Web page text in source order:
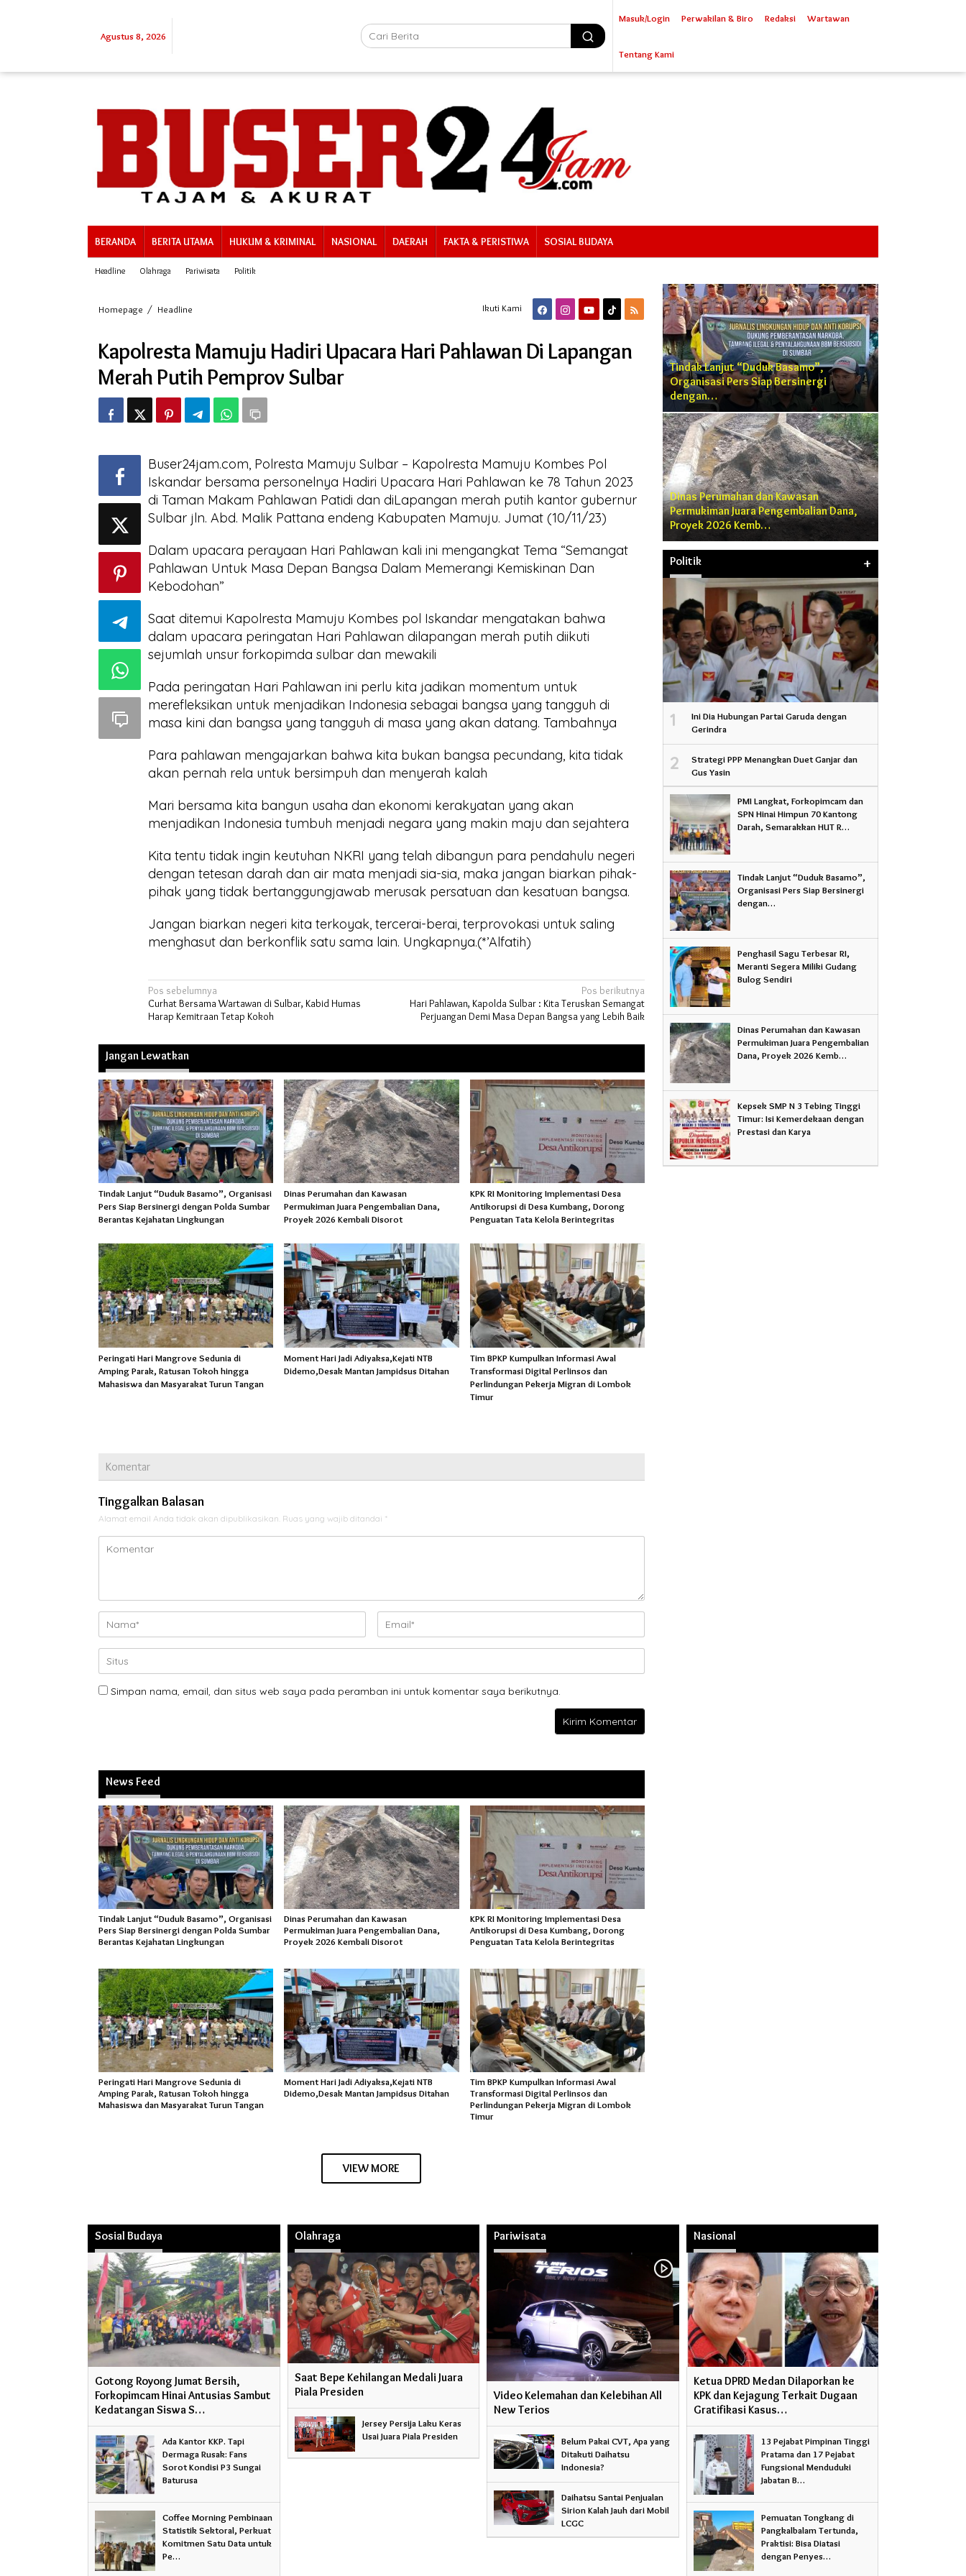
Agustus 8, 2026
Masuk/Login Perwakilan & Biro Redaksi Wartawan
Tentang Kami
BERANDA BERITA UTAMA HUKUM & KRIMINAL NASIONAL DAERAH FAKTA & PERISTIWA SOSIAL BUDAYA
Headline Olahraga Pariwisata Politik
Homepage / Headline
Upacara
Hari
Pahlawan
Di
Lapangan
Merah
Putih
Ikuti Kami
Kapolresta Mamuju Hadiri Upacara Hari Pahlawan Di Lapangan
Merah Putih Pemprov Sulbar
Buser24jam.com, Polresta Mamuju Sulbar – Kapolresta Mamuju Kombes Pol
Iskandar bersama personelnya Hadiri Upacara Hari Pahlawan ke 78 Tahun 2023
di Taman Makam Pahlawan Patidi dan diLapangan merah putih kantor gubernur
Sulbar jln. Abd. Malik Pattana endeng Kabupaten Mamuju. Jumat (10/11/23)
Dalam upacara perayaan Hari Pahlawan kali ini mengangkat Tema “Semangat
Pahlawan Untuk Masa Depan Bangsa Dalam Memerangi Kemiskinan Dan
Kebodohan”
Saat ditemui Kapolresta Mamuju Kombes pol Iskandar mengatakan bahwa
dalam upacara peringatan Hari Pahlawan dilapangan merah putih diikuti
sejumlah unsur forkopimda sulbar dan mewakili
Pada peringatan Hari Pahlawan ini perlu kita jadikan momentum untuk
merefleksikan untuk menjadikan Indonesia sebagai bangsa yang tangguh di
masa kini dan bangsa yang tangguh di masa yang akan datang. Tambahnya
Para pahlawan mengajarkan bahwa kita bukan bangsa pecundang, kita tidak
akan pernah rela untuk bersimpuh dan menyerah kalah
Mari bersama kita bangun usaha dan ekonomi kerakyatan yang akan
menjadikan Indonesia tumbuh menjadi negara yang makin maju dan sejahtera
Kita tentu tidak ingin keutuhan NKRI yang telah dibangun para pendahulu negeri
dengan tetesan darah dan air mata menjadi sia-sia, maka jangan biarkan pihak-
pihak yang tidak bertanggungjawab merusak persatuan dan kesatuan bangsa.
Jangan biarkan negeri kita terkoyak, tercerai-berai, terprovokasi untuk saling
menghasut dan berkonflik satu sama lain. Ungkapnya.(*’Alfatih)
Navigasi
pos
Pos sebelumnya
Curhat Bersama Wartawan di Sulbar, Kabid Humas
Harap Kemitraan Tetap Kokoh
Pos berikutnya
Hari Pahlawan, Kapolda Sulbar : Kita Teruskan Semangat
Perjuangan Demi Masa Depan Bangsa yang Lebih Baik
Jangan Lewatkan
Tindak Lanjut “Duduk Basamo”, Organisasi
Pers Siap Bersinergi dengan Polda Sumbar
Berantas Kejahatan Lingkungan
Dinas Perumahan dan Kawasan
Permukiman Juara Pengembalian Dana,
Proyek 2026 Kembali Disorot
KPK RI Monitoring Implementasi Desa
Antikorupsi di Desa Kumbang, Dorong
Penguatan Tata Kelola Berintegritas
Peringati Hari Mangrove Sedunia di
Amping Parak, Ratusan Tokoh hingga
Mahasiswa dan Masyarakat Turun Tangan
Moment Hari Jadi Adiyaksa,Kejati NTB
Didemo,Desak Mantan Jampidsus Ditahan
Tim BPKP Kumpulkan Informasi Awal
Transformasi Digital Perlinsos dan
Perlindungan Pekerja Migran di Lombok
Timur
Komentar
Tinggalkan Balasan
Alamat email Anda tidak akan dipublikasikan. Ruas yang wajib ditandai *
Simpan nama, email, dan situs web saya pada peramban ini untuk komentar saya berikutnya.
News Feed
Tindak Lanjut “Duduk Basamo”, Organisasi
Pers Siap Bersinergi dengan Polda Sumbar
Berantas Kejahatan Lingkungan
Dinas Perumahan dan Kawasan
Permukiman Juara Pengembalian Dana,
Proyek 2026 Kembali Disorot
KPK RI Monitoring Implementasi Desa
Antikorupsi di Desa Kumbang, Dorong
Penguatan Tata Kelola Berintegritas
Peringati Hari Mangrove Sedunia di
Amping Parak, Ratusan Tokoh hingga
Mahasiswa dan Masyarakat Turun Tangan
Moment Hari Jadi Adiyaksa,Kejati NTB
Didemo,Desak Mantan Jampidsus Ditahan
Tim BPKP Kumpulkan Informasi Awal
Transformasi Digital Perlinsos dan
Perlindungan Pekerja Migran di Lombok
Timur
VIEW MORE
Tindak Lanjut “Duduk Basamo”,
Organisasi Pers Siap Bersinergi
dengan…
Dinas Perumahan dan Kawasan
Permukiman Juara Pengembalian Dana,
Proyek 2026 Kemb…
Politik +
1
Ini Dia Hubungan Partai Garuda dengan
Gerindra
2
Strategi PPP Menangkan Duet Ganjar dan
Gus Yasin
PMI Langkat, Forkopimcam dan
SPN Hinai Himpun 70 Kantong
Darah, Semarakkan HUT R…
Tindak Lanjut “Duduk Basamo”,
Organisasi Pers Siap Bersinergi
dengan…
Penghasil Sagu Terbesar RI,
Meranti Segera Miliki Gudang
Bulog Sendiri
Dinas Perumahan dan Kawasan
Permukiman Juara Pengembalian
Dana, Proyek 2026 Kemb…
Kepsek SMP N 3 Tebing Tinggi
Timur: Isi Kemerdekaan dengan
Prestasi dan Karya
Sosial Budaya
Gotong Royong Jumat Bersih,
Forkopimcam Hinai Antusias Sambut
Kedatangan Siswa S…
Ada Kantor KKP. Tapi
Dermaga Rusak: Fans
Sorot Kondisi P3 Sungai
Baturusa
Coffee Morning Pembinaan
Statistik Sektoral, Perkuat
Komitmen Satu Data untuk
Pe…
Olahraga
Saat Bepe Kehilangan Medali Juara
Piala Presiden
Jersey Persija Laku Keras
Usai Juara Piala Presiden
Pariwisata
Video Kelemahan dan Kelebihan All
New Terios
Belum Pakai CVT, Apa yang
Ditakuti Daihatsu
Indonesia?
Daihatsu Santai Penjualan
Sirion Kalah Jauh dari Mobil
LCGC
Nasional
Ketua DPRD Medan Dilaporkan ke
KPK dan Kejagung Terkait Dugaan
Gratifikasi Kasus…
13 Pejabat Pimpinan Tinggi
Pratama dan 17 Pejabat
Fungsional Menduduki
Jabatan B…
Pemuatan Tongkang di
Pangkalbalam Tertunda,
Praktisi: Bisa Diatasi
dengan Penyes…